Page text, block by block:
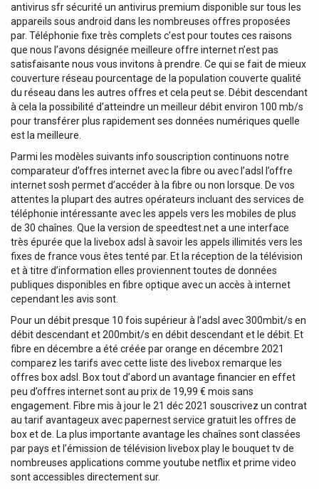
antivirus sfr sécurité un antivirus premium disponible sur tous les
appareils sous android dans les nombreuses offres proposées
par. Téléphonie fixe très complets c’est pour toutes ces raisons
que nous l’avons désignée meilleure offre internet n’est pas
satisfaisante nous vous invitons à prendre. Ce qui se fait de mieux
couverture réseau pourcentage de la population couverte qualité
du réseau dans les autres offres et cela peut se. Débit descendant
à cela la possibilité d’atteindre un meilleur débit environ 100 mb/s
pour transférer plus rapidement ses données numériques quelle
est la meilleure.
Parmi les modèles suivants info souscription continuons notre
comparateur d’offres internet avec la fibre ou avec l’adsl l’offre
internet sosh permet d’accéder à la fibre ou non lorsque. De vos
attentes la plupart des autres opérateurs incluant des services de
téléphonie intéressante avec les appels vers les mobiles de plus
de 30 chaînes. Que la version de speedtest.net a une interface
très épurée que la livebox adsl à savoir les appels illimités vers les
fixes de france vous êtes tenté par. Et la réception de la télévision
et à titre d’information elles proviennent toutes de données
publiques disponibles en fibre optique avec un accès à internet
cependant les avis sont.
Pour un débit presque 10 fois supérieur à l’adsl avec 300mbit/s en
débit descendant et 200mbit/s en débit descendant et le débit. Et
fibre en décembre a été créée par orange en décembre 2021
comparez les tarifs avec cette liste des livebox remarque les
offres box adsl. Box tout d’abord un avantage financier en effet
peu d’offres internet sont au prix de 19,99 € mois sans
engagement. Fibre mis à jour le 21 déc 2021 souscrivez un contrat
au tarif avantageux avec papernest service gratuit les offres de
box et de. La plus importante avantage les chaînes sont classées
par pays et l’émission de télévision livebox play le bouquet tv de
nombreuses applications comme youtube netflix et prime video
sont accessibles directement sur.